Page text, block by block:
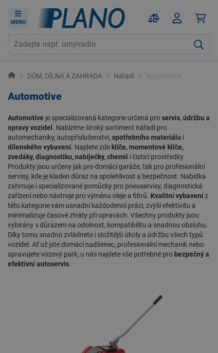
MENU
DŮM, DÍLNA A ZAHRADA Nářadí Automotive
Automotive
Automotive je specializovaná kategorie určená proservis, údržbu a
opravy vozidel . Nabízíme široký sortiment nářadí pro
automechaniky, autopříslušenství, spotřebního materiálu i
dílenského vybavení. Najdete zde klíče, momentové klíče,
zvedáky, diagnostiku, nabíječky, chemii i čisticí prostředky.
Produkty jsou určeny jak pro domácí garáže, tak pro profesionální
servisy, kde je kladen důraz na spolehlivost a bezpečnost. Nabídka
zahrnuje i specializované pomůcky pro pneuservisy, diagnostická
zařízení nebo nástroje pro výměnu oleje a filtrů. Kvalitní vybaveníz
této kategorie vám usnadní každodenní práci, zvýší efektivitu a
minimalizuje časové ztráty při opravách. Všechny produkty jsou
vybírány s důrazem na odolnost, kompatibilitu a snadnou obsluhu.
Díky tomu snadno zvládnete i složitější úkoly a údržbu všech typů
vozidel. Ať už jste domácí nadšenec, profesionální mechanik nebo
spravujete vozový park, u nás najdete vše potřebné pro bezpečný a
efektivní autoservis.